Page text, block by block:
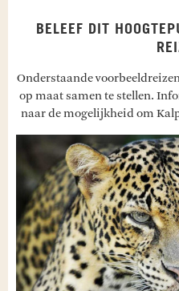
BELEEF DIT
Onderstaande
op maat samen te stellen.
naar de mogelijkheid om